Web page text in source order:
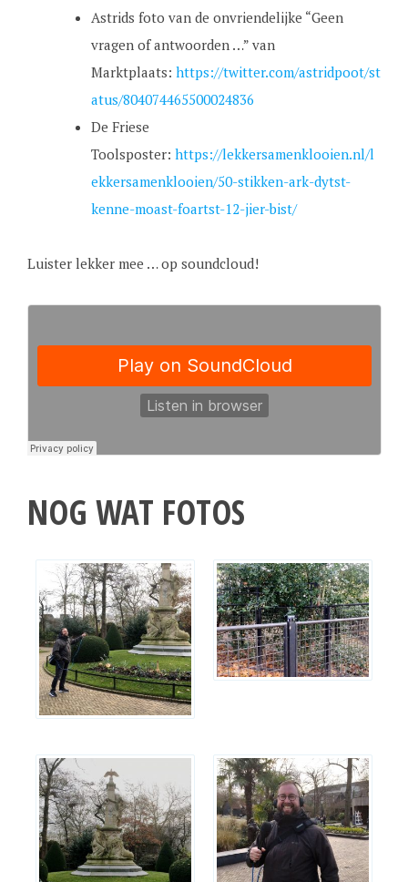
Astrids foto van de onvriendelijke “Geen
vragen of antwoorden …” van
Marktplaats: https://twitter.com/astridpoot/st
atus/804074465500024836
De Friese
Toolsposter: https://lekkersamenklooien.nl/l
ekkersamenklooien/50-stikken-ark-dytst-
kenne-moast-foartst-12-jier-bist/
Luister lekker mee … op soundcloud!
NOG WAT FOTOS